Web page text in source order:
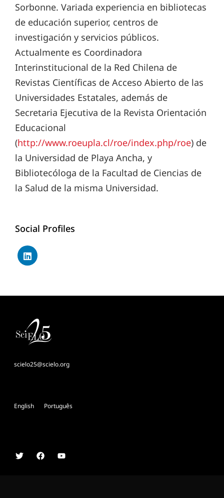
Sorbonne. Variada experiencia en bibliotecas
de educación superior, centros de
investigación y servicios públicos.
Actualmente es Coordinadora
Interinstitucional de la Red Chilena de
Revistas Científicas de Acceso Abierto de las
Universidades Estatales, además de
Secretaria Ejecutiva de la Revista Orientación
Educacional
(http://www.roeupla.cl/roe/index.php/roe) de
la Universidad de Playa Ancha, y
Bibliotecóloga de la Facultad de Ciencias de
la Salud de la misma Universidad.
Social Profiles
scielo25@scielo.org
English Português